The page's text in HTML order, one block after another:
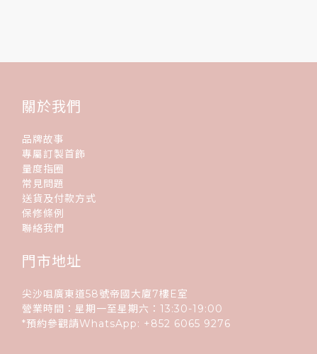
關於我們
品牌故事
專屬訂製首飾
量度指圈
常見問題
送貨及付款方式
保修條例
聯絡我們
門市地址
尖沙咀廣東道58號帝國大廈7樓E室
營業時間：星期一至星期六：13:30-19:00
*預約參觀請WhatsApp: +852 6065 9276